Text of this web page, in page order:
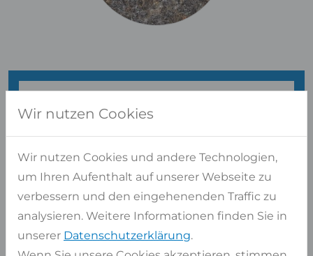
Haben Sie Fragen?
WIR BERATEN SIE GERNE PERSÖNLICH
Kontaktformular
02947 9799-0
Kostenlose Beratung
Wir nutzen Cookies
Wir nutzen Cookies und andere Technologien,
um Ihren Aufenthalt auf unserer Webseite zu
verbessern und den eingehenenden Traffic zu
analysieren. Weitere Informationen finden Sie in
unserer Datenschutzerklärung.